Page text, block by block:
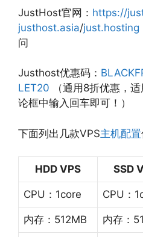
JustHost官网： https://
justhost.asia/just.hosting
问
Justhost优惠码：
LET20 （通用8折优惠，
论框中输入回车即可！）
下面列出几款VPS主机配置
HDD VPS SSD
CPU：1core CPU：
内存：512MB 内存：